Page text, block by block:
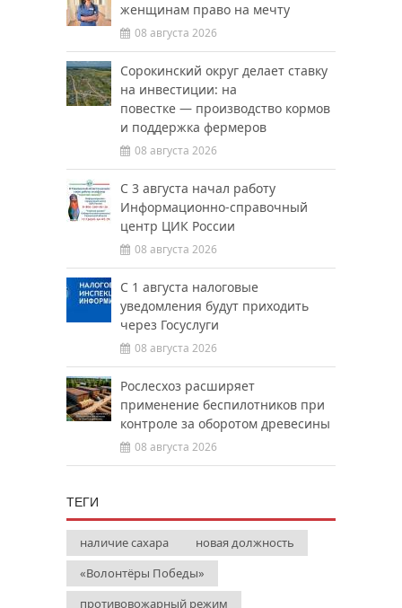
женщинам право на мечту
08 августа 2026
Сорокинский округ делает ставку
на инвестиции: на
повестке — производство кормов
и поддержка фермеров
08 августа 2026
С 3 августа начал работу
Информационно-справочный
центр ЦИК России
08 августа 2026
С 1 августа налоговые
уведомления будут приходить
через Госуслуги
08 августа 2026
Рослесхоз расширяет
применение беспилотников при
контроле за оборотом древесины
08 августа 2026
ТЕГИ
наличие сахара
новая должность
«Волонтёры Победы»
противовожарный режим